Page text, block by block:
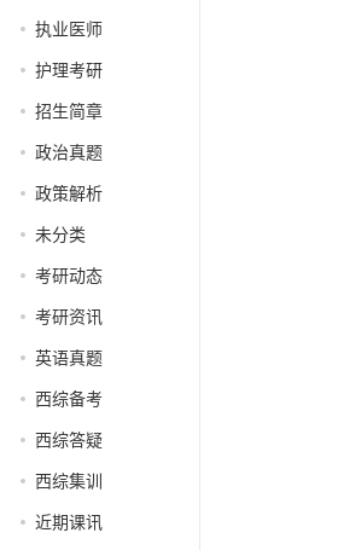
执业医师
护理考研
招生简章
政治真题
政策解析
未分类
考研动态
考研资讯
英语真题
西综备考
西综答疑
西综集训
近期课讯